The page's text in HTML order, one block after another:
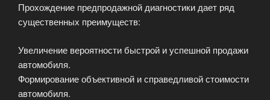
Прохождение предпродажной диагностики дает ряд
существенных преимуществ:
Увеличение вероятности быстрой и успешной продажи
автомобиля.
Формирование объективной и справедливой стоимости
автомобиля.